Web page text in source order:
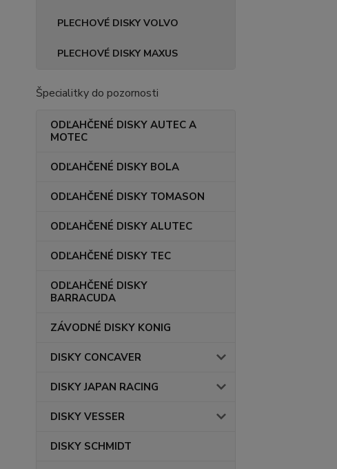
PLECHOVÉ DISKY VOLVO
PLECHOVÉ DISKY MAXUS
Špecialitky do pozornosti
ODĽAHČENÉ DISKY AUTEC A
MOTEC
ODĽAHČENÉ DISKY BOLA
ODĽAHČENÉ DISKY TOMASON
ODĽAHČENÉ DISKY ALUTEC
ODĽAHČENÉ DISKY TEC
ODĽAHČENÉ DISKY
BARRACUDA
ZÁVODNÉ DISKY KONIG
DISKY CONCAVER
DISKY JAPAN RACING
DISKY VESSER
DISKY SCHMIDT